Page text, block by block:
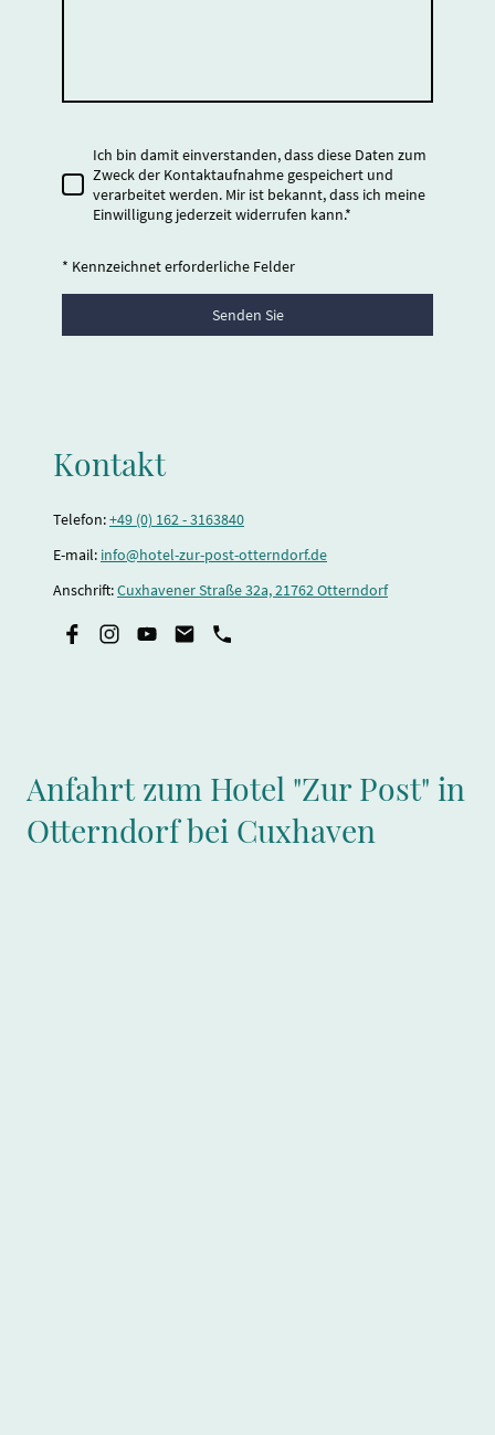
Ich bin damit einverstanden, dass diese Daten zum
Zweck der Kontaktaufnahme gespeichert und
verarbeitet werden. Mir ist bekannt, dass ich meine
Einwilligung jederzeit widerrufen kann.*
* Kennzeichnet erforderliche Felder
Senden Sie
Kontakt
Telefon:+49 (0) 162 - 3163840
E-mail: info@hotel-zur-post-otterndorf.de
Anschrift:Cuxhavener Straße 32a, 21762 Otterndorf
Anfahrt zum Hotel "Zur Post" in
Otterndorf bei Cuxhaven